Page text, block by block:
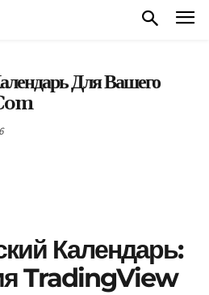
Для Вашего
Календарь:
TradingView